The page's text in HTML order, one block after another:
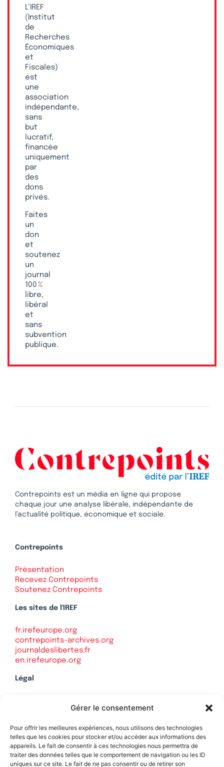
Gérer le consentement
Pour offrir les meilleures expériences, nous utilisons des technologies
telles que les cookies pour stocker et/ou accéder aux informations des
appareils. Le fait de consentir à ces technologies nous permettra de
traiter des données telles que le comportement de navigation ou les ID
uniques sur ce site. Le fait de ne pas consentir ou de retirer son
L’IREF
(Institut
de
Recherches
Économiques
et
Fiscales)
est
une
association
indépendante,
sans
but
lucratif,
financée
uniquement
par
des
dons
privés.
Faites
un
don
et
soutenez
un
journal
100 %
libre,
libéral
et
sans
subvention
publique.
Contrepoints est un média en ligne qui propose
chaque jour une analyse libérale, indépendante de
l’actualité politique, économique et sociale.
Contrepoints
Présentation
Recevez Contrepoints
Soutenez Contrepoints
Les sites de l'IREF
fr.irefeurope.org
contrepoints-archives.org
journaldeslibertes.fr
en.irefeurope.org
Légal
Politique de confidentialité